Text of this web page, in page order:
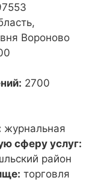
Вороново
2700
журнальная
сферу услуг:
район
торговля